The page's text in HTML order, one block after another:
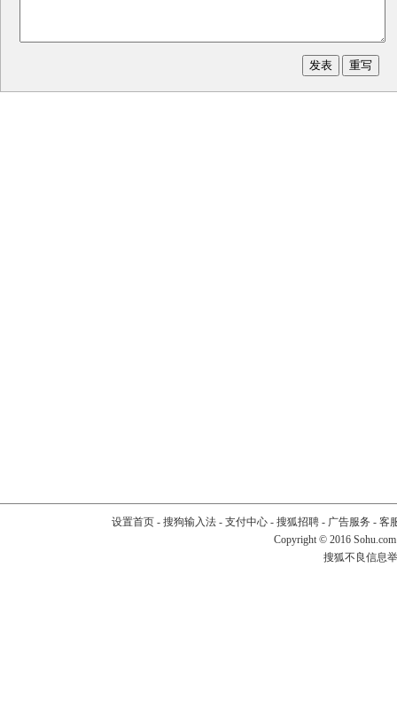
设置首页- 搜狗输入法- 支付中心- 搜狐招聘- 广告服务 - 客
Copyright © 2016
搜狐不良信息